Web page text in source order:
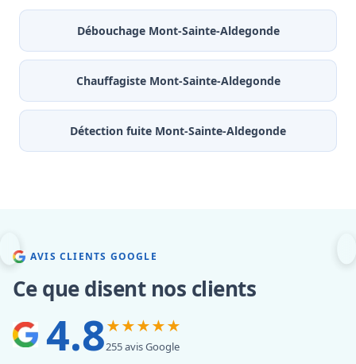
Débouchage Mont-Sainte-Aldegonde
Chauffagiste Mont-Sainte-Aldegonde
Détection fuite Mont-Sainte-Aldegonde
AVIS CLIENTS GOOGLE
Ce que disent nos clients
4.8★★★★★
255 avis Google